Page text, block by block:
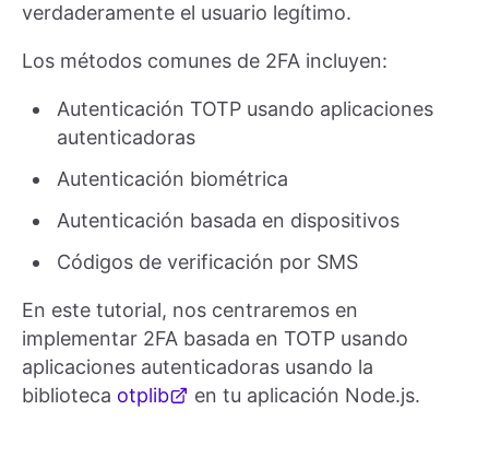
verdaderamente el usuario legítimo.
Los métodos comunes de 2FA incluyen:
Autenticación TOTP usando aplicaciones
autenticadoras
Autenticación biométrica
Autenticación basada en dispositivos
Códigos de verificación por SMS
En este tutorial, nos centraremos en
implementar 2FA basada en TOTP usando
aplicaciones autenticadoras usando la
biblioteca otplib en tu aplicación Node.js.